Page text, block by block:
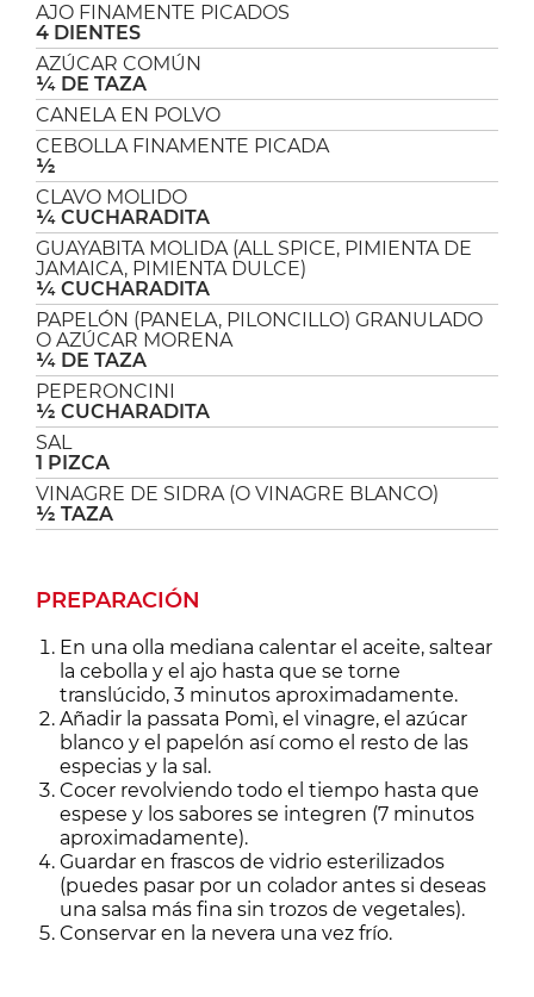
AJO FINAMENTE PICADOS
4 DIENTES
AZÚCAR COMÚN
¼ DE TAZA
CANELA EN POLVO
CEBOLLA FINAMENTE PICADA
½
CLAVO MOLIDO
¼ CUCHARADITA
GUAYABITA MOLIDA (ALL SPICE, PIMIENTA DE
JAMAICA, PIMIENTA DULCE)
¼ CUCHARADITA
PAPELÓN (PANELA, PILONCILLO) GRANULADO
O AZÚCAR MORENA
¼ DE TAZA
PEPERONCINI
½ CUCHARADITA
SAL
1 PIZCA
VINAGRE DE SIDRA (O VINAGRE BLANCO)
½ TAZA
PREPARACIÓN
En una olla mediana calentar el aceite, saltear
la cebolla y el ajo hasta que se torne
translúcido, 3 minutos aproximadamente.
Añadir la passata Pomì, el vinagre, el azúcar
blanco y el papelón así como el resto de las
especias y la sal.
Cocer revolviendo todo el tiempo hasta que
espese y los sabores se integren (7 minutos
aproximadamente).
Guardar en frascos de vidrio esterilizados
(puedes pasar por un colador antes si deseas
una salsa más fina sin trozos de vegetales).
Conservar en la nevera una vez frío.